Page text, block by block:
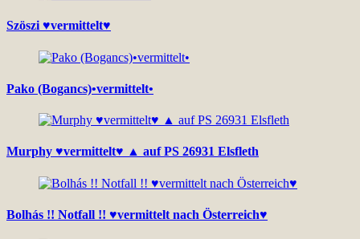
Szöszi ♥vermittelt♥
Pako (Bogancs)•vermittelt•
Murphy ♥vermittelt♥ ▲ auf PS 26931 Elsfleth
Bolhás !! Notfall !! ♥vermittelt nach Österreich♥